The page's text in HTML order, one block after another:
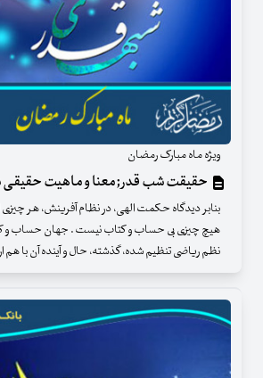
ویژه ماه مبارک رمضان
حقیقت شب قدر ; معنا و ماهیت
بنابر دیدگاه حکمت الهی، در نظام آفرینش، هر چیزی
هیچ چیزی بی حساب و کتاب نیست . جهان حساب و
نظم ریاضی تنظیم شده، گذشته، حال و آینده آن با هم